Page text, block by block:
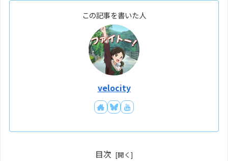
この記事を書いた人
velocity
目次